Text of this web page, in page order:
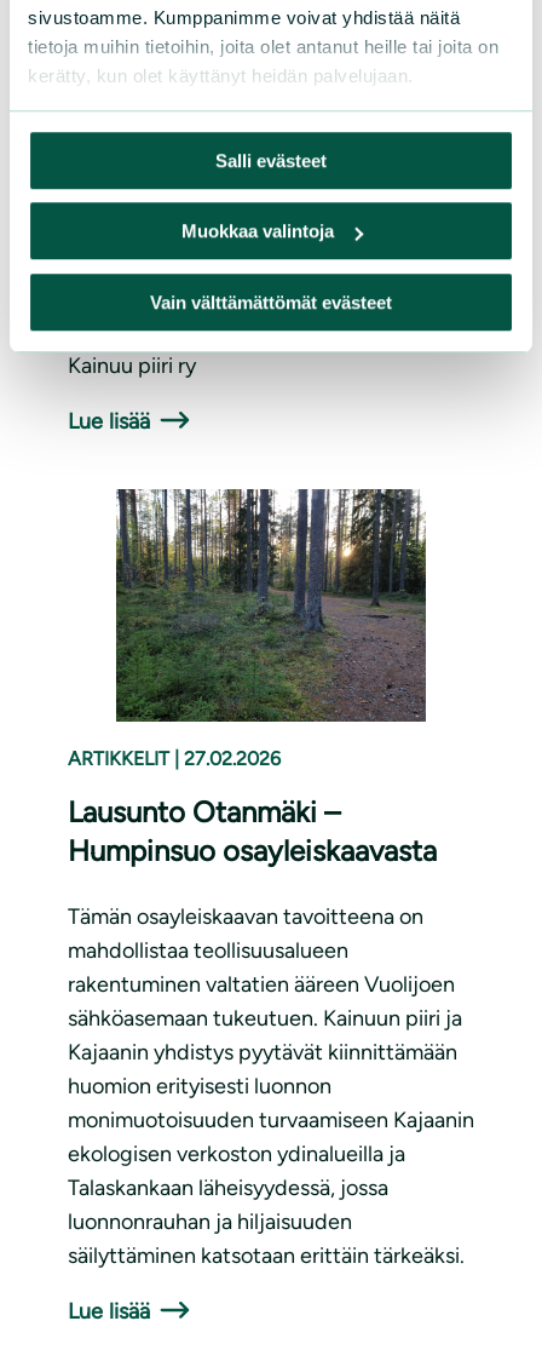
sivustoamme. Kumppanimme voivat yhdistää näitä
tietoja muihin tietoihin, joita olet antanut heille tai joita on
kerätty, kun olet käyttänyt heidän palvelujaan.
Salli evästeet
Muokkaa valintoja
Vain välttämättömät evästeet
Riistakeskus Kainuulle
Susi kuuluu koko pohjoisen
havumetsävyöhykkeen luontoon ja sen
pohjalta on tavoiteltava elinvoimaista
susikantaa ja kestävää rinnakkaiseloa
susikannan kanssa. Jos elinvoimaiset
susilaumat eivät mahdu Kainuun
erämaisille alueille, niin minne sitten?
10.3.2026, Suomen luonnonsuojeluliiton
Kainuu piiri ry
Lue lisää
ARTIKKELIT 27.02.2026
Lausunto Otanmäki –
Humpinsuo osayleiskaavasta
Tämän osayleiskaavan tavoitteena on
mahdollistaa teollisuusalueen
rakentuminen valtatien ääreen Vuolijoen
sähköasemaan tukeutuen. Kainuun piiri ja
Kajaanin yhdistys pyytävät kiinnittämään
huomion erityisesti luonnon
monimuotoisuuden turvaamiseen Kajaanin
ekologisen verkoston ydinalueilla ja
Talaskankaan läheisyydessä, jossa
luonnonrauhan ja hiljaisuuden
säilyttäminen katsotaan erittäin tärkeäksi.
Lue lisää